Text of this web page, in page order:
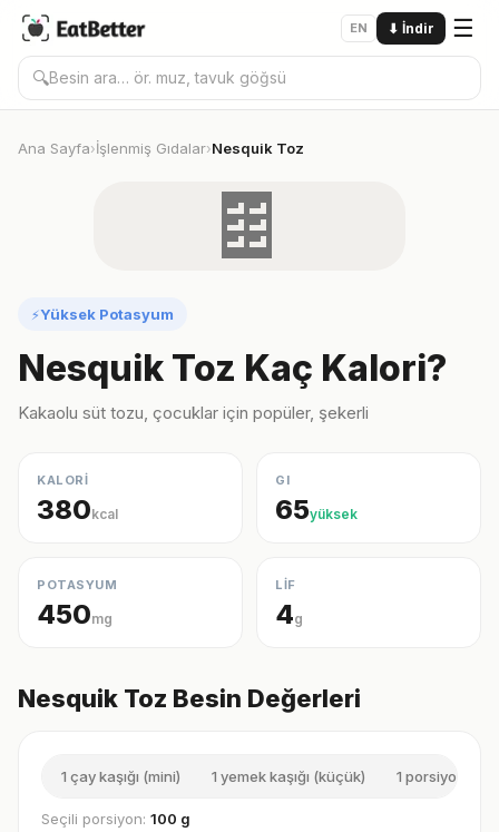
EN ⬇ İndir ☰
🔍
Ana Sayfa›İşlenmiş Gıdalar›Nesquik Toz
🍫
⚡Yüksek Potasyum
Nesquik Toz Kaç Kalori?
Kakaolu süt tozu, çocuklar için popüler, şekerli
KALORİ
380kcal
GI
65yüksek
POTASYUM
450mg
LİF
4g
Nesquik Toz Besin Değerleri
1 çay kaşığı (mini) 1 yemek kaşığı (küçük) 1 porsiyon
Seçili porsiyon: 100 g